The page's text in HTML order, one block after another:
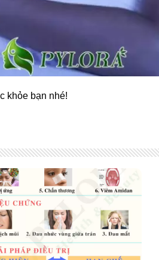
khỏe bạn nhé!